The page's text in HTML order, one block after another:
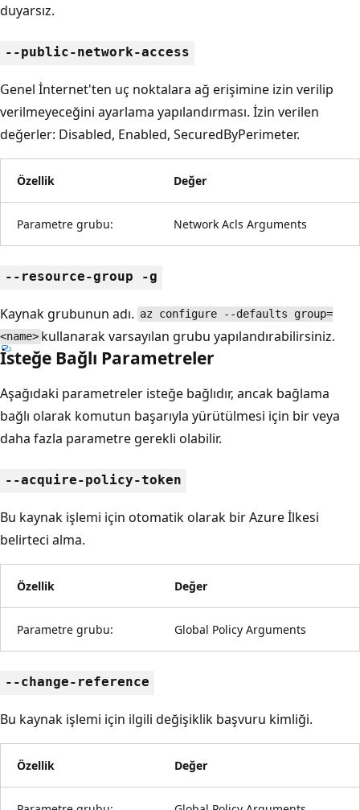
duyarsız.
--public-network-access
Genel İnternet'ten uç noktalara ağ erişimine izin verilip
verilmeyeceğini ayarlama yapılandırması. İzin verilen
değerler: Disabled, Enabled, SecuredByPerimeter.
Özellik Değer
Parametre grubu: Network Acls Arguments
--resource-group -g
Kaynak grubunun adı. az configure --defaults group=
<name> kullanarak varsayılan grubu yapılandırabilirsiniz.
İsteğe Bağlı Parametreler
Aşağıdaki parametreler isteğe bağlıdır, ancak bağlama
bağlı olarak komutun başarıyla yürütülmesi için bir veya
daha fazla parametre gerekli olabilir.
--acquire-policy-token
Bu kaynak işlemi için otomatik olarak bir Azure İlkesi
belirteci alma.
Özellik Değer
Parametre grubu: Global Policy Arguments
--change-reference
Bu kaynak işlemi için ilgili değişiklik başvuru kimliği.
Özellik Değer